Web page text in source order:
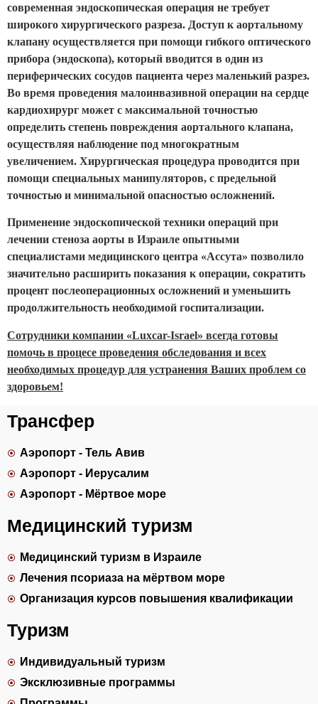
современная эндоскопическая операция не требует
широкого хирургического разреза. Доступ к аортальному
клапану осуществляется при помощи гибкого оптического
прибора (эндоскопа), который вводится в один из
периферических сосудов пациента через маленький разрез.
Во время проведения малоинвазивной операции на сердце
кардиохирург может с максимальной точностью
определить степень повреждения аортального клапана,
осуществляя наблюдение под многократным
увеличением. Хирургическая процедура проводится при
помощи специальных манипуляторов, с предельной
точностью и минимальной опасностью осложнений.
Применение эндоскопической техники операций при
лечении стеноза аорты в Израиле опытными
специалистами медицинского центра «Ассута» позволило
значительно расширить показания к операции, сократить
процент послеоперационных осложнений и уменьшить
продолжительность необходимой госпитализации.
Сотрудники компании «Luxcar-Israel» всегда готовы
помочь в процесе проведения обследования и всех
необходимых процедур для устранения Ваших проблем со
здоровьем!
Трансфер
Аэропорт - Тель Авив
Аэропорт - Иерусалим
Аэропорт - Мёртвое море
Медицинский туризм
Медицинский туризм в Израиле
Лечения псориаза на мёртвом море
Организация курсов повышения квалификации
Туризм
Индивидуальный туризм
Эксклюзивные программы